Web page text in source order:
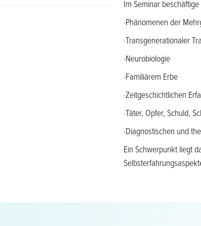
Im Seminar
·Phänomenen der
·Transgenerationaler
·Neurobiologie
·Familiärem Erbe
·Zeitgeschichtlichen
·Täter, Opfer, Schuld,
·Diagnostischen und
Ein Schwerpunkt liegt